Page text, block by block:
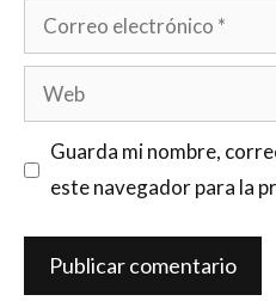
Correo
electrónico
Web
Guarda mi nombre,
este navegador para la